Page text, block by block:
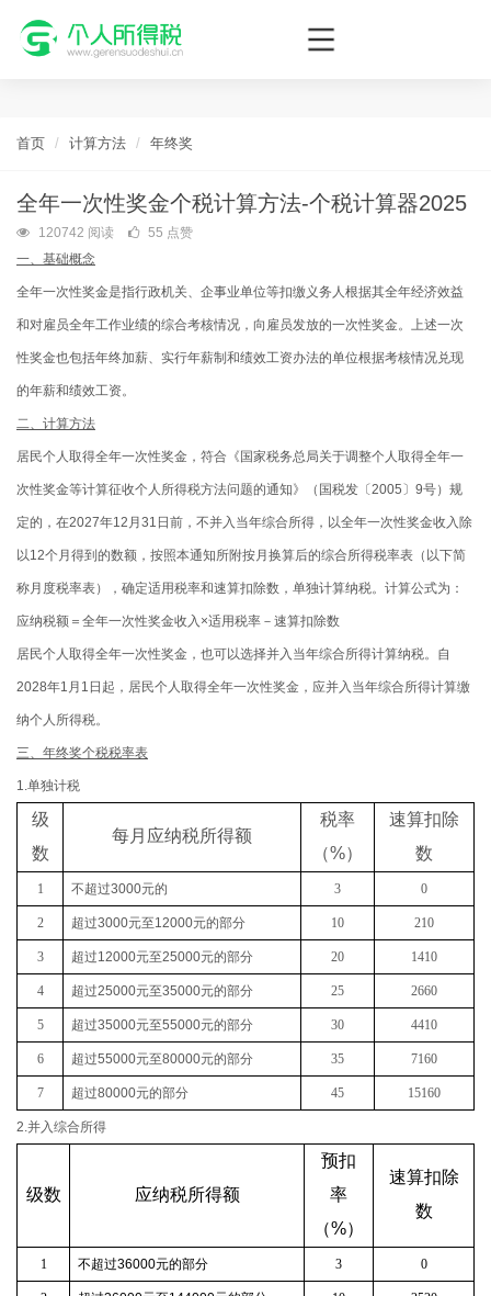
个人所得税网，最新个税资讯平台，您的个税管理专家！
首页 计算方法 年终奖
全年一次性奖金个税计算方法-个税计算器2025
120742 阅读
55 点赞
一、基础概念
全年一次性奖金是指行政机关、企事业单位等扣缴义务人根据其全年经济效益
和对雇员全年工作业绩的综合考核情况，向雇员发放的一次性奖金。上述一次
性奖金也包括年终加薪、实行年薪制和绩效工资办法的单位根据考核情况兑现
的年薪和绩效工资。
二、计算方法
居民个人取得全年一次性奖金，符合《国家税务总局关于调整个人取得全年一
次性奖金等计算征收个人所得税方法问题的通知》（国税发〔2005〕9号）规
定的，在2027年12月31日前，不并入当年综合所得，以全年一次性奖金收入除
以12个月得到的数额，按照本通知所附按月换算后的综合所得税率表（以下简
称月度税率表），确定适用税率和速算扣除数，单独计算纳税。计算公式为：
应纳税额＝全年一次性奖金收入×适用税率－速算扣除数
居民个人取得全年一次性奖金，也可以选择并入当年综合所得计算纳税。自
2028年1月1日起，居民个人取得全年一次性奖金，应并入当年综合所得计算缴
纳个人所得税。
三、年终奖个税税率表
1.单独计税
级
数
每月应纳税所得额
税率
（%）
速算扣除
数
1 不超过3000元的 3 0
2 超过3000元至12000元的部分 10 210
3 超过12000元至25000元的部分 20 1410
4 超过25000元至35000元的部分 25 2660
5 超过35000元至55000元的部分 30 4410
6 超过55000元至80000元的部分 35 7160
7 超过80000元的部分 45 15160
2.并入综合所得
级数 应纳税所得额
预扣
率
（%）
速算扣除
数
1 不超过36000元的部分 3 0